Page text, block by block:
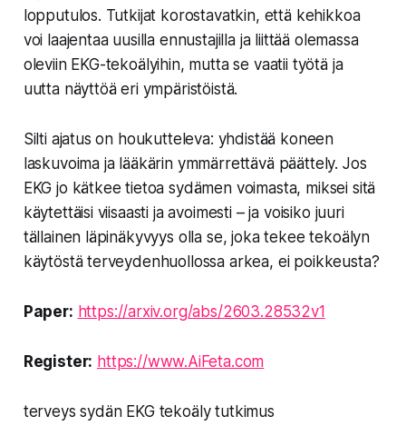
lopputulos. Tutkijat korostavatkin, että kehikkoa
voi laajentaa uusilla ennustajilla ja liittää olemassa
oleviin EKG-tekoälyihin, mutta se vaatii työtä ja
uutta näyttöä eri ympäristöistä.
Silti ajatus on houkutteleva: yhdistää koneen
laskuvoima ja lääkärin ymmärrettävä päättely. Jos
EKG jo kätkee tietoa sydämen voimasta, miksei sitä
käytettäisi viisaasti ja avoimesti – ja voisiko juuri
tällainen läpinäkyvyys olla se, joka tekee tekoälyn
käytöstä terveydenhuollossa arkea, ei poikkeusta?
Paper: https://arxiv.org/abs/2603.28532v1
Register: https://www.AiFeta.com
terveys sydän EKG tekoäly tutkimus